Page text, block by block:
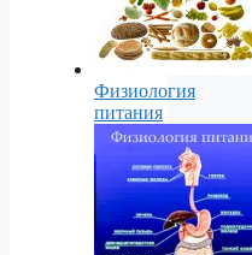
Физиология
питания